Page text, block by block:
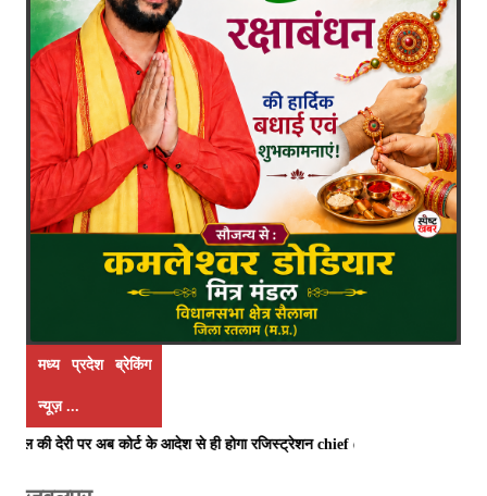
मध्य प्रदेश ब्रेकिंग
न्यूज़ ...
पर अब कोर्ट के आदेश से ही होगा रजिस्ट्रेशन chief editor Uttam Sharma. mk